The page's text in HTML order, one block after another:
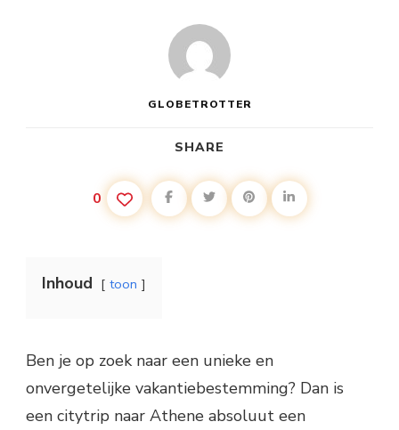
GLOBETROTTER
SHARE
0
Inhoud toon
Ben je op zoek naar een unieke en
onvergetelijke vakantiebestemming? Dan is
een citytrip naar Athene absoluut een